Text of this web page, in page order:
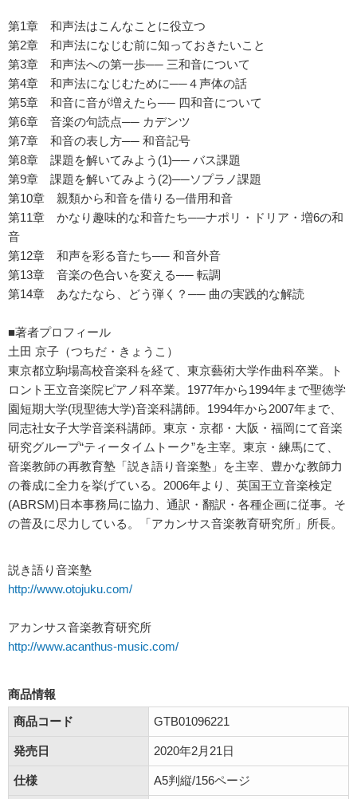
第1章 和声法はこんなことに役立つ
第2章 和声法になじむ前に知っておきたいこと
第3章 和声法への第一歩── 三和音について
第4章 和声法になじむために──４声体の話
第5章 和音に音が増えたら── 四和音について
第6章 音楽の句読点── カデンツ
第7章 和音の表し方── 和音記号
第8章 課題を解いてみよう(1)── バス課題
第9章 課題を解いてみよう(2)──ソプラノ課題
第10章 親類から和音を借りる─借用和音
第11章 かなり趣味的な和音たち──ナポリ・ドリア・増6の和
音
第12章 和声を彩る音たち── 和音外音
第13章 音楽の色合いを変える── 転調
第14章 あなたなら、どう弾く？── 曲の実践的な解読
■著者プロフィール
土田 京子（つちだ・きょうこ）
東京都立駒場高校音楽科を経て、東京藝術大学作曲科卒業。ト
ロント王立音楽院ピアノ科卒業。1977年から1994年まで聖徳学
園短期大学(現聖徳大学)音楽科講師。1994年から2007年まで、
同志社女子大学音楽科講師。東京・京都・大阪・福岡にて音楽
研究グループ“ティータイムトーク”を主宰。東京・練馬にて、
音楽教師の再教育塾「説き語り音楽塾」を主宰、豊かな教師力
の養成に全力を挙げている。2006年より、英国王立音楽検定
(ABRSM)日本事務局に協力、通訳・翻訳・各種企画に従事。そ
の普及に尽力している。「アカンサス音楽教育研究所」所長。
説き語り音楽塾
http://www.otojuku.com/
アカンサス音楽教育研究所
http://www.acanthus-music.com/
商品情報
商品コード
GTB01096221
発売日 2020年2月21日
仕様 A5判縦/156ページ